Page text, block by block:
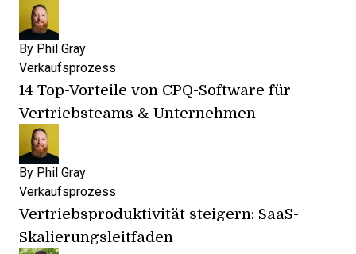
By Phil Gray
Verkaufsprozess
14 Top-Vorteile von CPQ-Software für
Vertriebsteams & Unternehmen
By Phil Gray
Verkaufsprozess
Vertriebsproduktivität steigern: SaaS-
Skalierungsleitfaden